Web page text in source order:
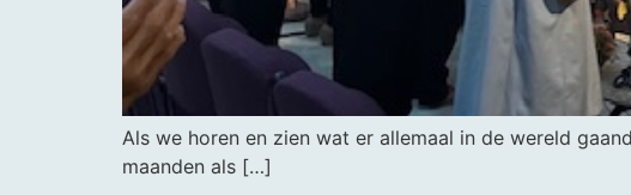
Als we horen en zien wat er allemaal in de wereld
maanden als […]